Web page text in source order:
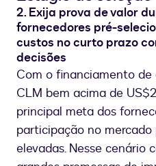
2. Exija prova de valor
fornecedores pré-
custos no curto prazo
decisões
Com o financiamento
CLM bem acima de
principal meta dos
participação no
elevadas. Nesse cenário